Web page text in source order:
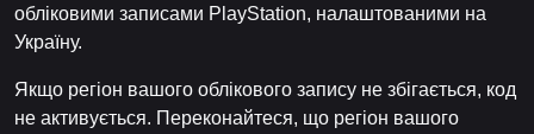
обліковими записами PlayStation, налаштованими на
Україну.
Якщо регіон вашого облікового запису не збігається, код
не активується. Переконайтеся, що регіон вашого